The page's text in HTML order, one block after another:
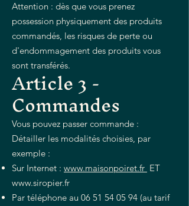
Attention : dès que vous prenez
possession physiquement des produits
commandés, les risques de perte ou
d'endommagement des produits vous
sont transférés.
Article 3 -
Commandes
Vous pouvez passer commande :
Détailler les modalités choisies, par
exemple :
Sur Internet : www.maisonpoiret.fr ET
www.siropier.fr
Par téléphone au 06 51 54 05 94 (au tarif